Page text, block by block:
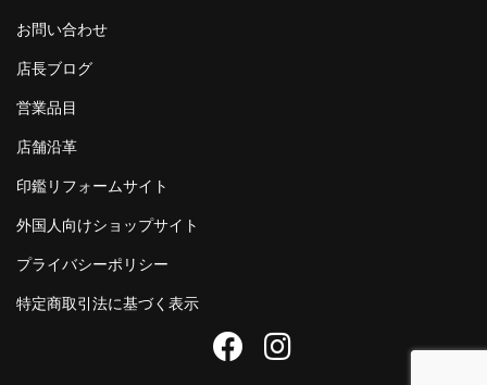
お問い合わせ
店長ブログ
営業品目
店舗沿革
印鑑リフォームサイト
外国人向けショップサイト
プライバシーポリシー
特定商取引法に基づく表示